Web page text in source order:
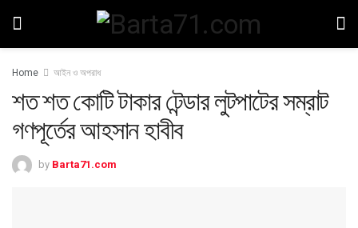
Home আইন ও অপরাধ
শত শত কোটি টাকার টেন্ডার লুটপাটের সম্রাট
গণপূর্তের আহসান হাবীব
by Barta71.com